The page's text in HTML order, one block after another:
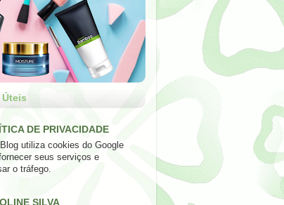
DE PRIVACIDADE
utiliza cookies do Google
seus serviços e
o tráfego.
SILVA